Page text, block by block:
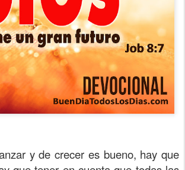
y de crecer es bueno, hay que